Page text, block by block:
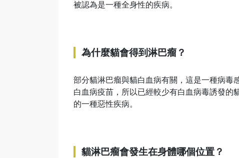
被認為是一種全身性的疾病。
為什麼貓會得到淋巴瘤？
部分貓淋巴瘤與貓白血病有關，這是一種病毒
白血病疫苗，所以已經較少有白血病毒誘發的
的一種惡性疾病。
貓淋巴瘤會發生在身體哪個位置？